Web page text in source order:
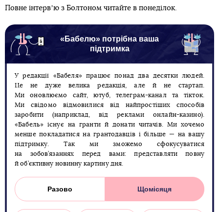
Повне інтервʼю з Болтоном читайте в понеділок.
«Бабелю» потрібна ваша
підтримка
У редакції «Бабеля» працює понад два десятки людей.
Це не дуже велика редакція, але й не стартап.
Ми оновлюємо сайт, ютуб, телеграм-канал та тікток.
Ми свідомо відмовилися від найпростіших способів
заробити (наприклад, від реклами онлайн-казино).
«Бабель» існує на гранти й донати читачів. Ми хочемо
менше покладатися на грантодавців і більше — на вашу
підтримку. Так ми зможемо сфокусуватися
на зобов’язаннях перед вами: представляти повну
й об’єктивну новинну картину дня.
Разово Щомісяця